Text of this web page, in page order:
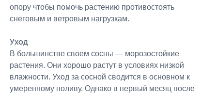
опору чтобы помочь растению противостоять
снеговым и ветровым нагрузкам.
Уход
В большинстве своем сосны — морозостойкие
растения. Они хорошо растут в условиях низкой
влажности. Уход за сосной сводится в основном к
умеренному поливу. Однако в первый месяц после